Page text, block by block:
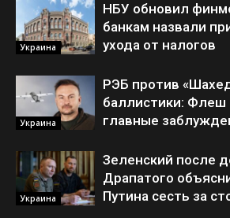
Украина
НБУ обновил
банкам назвали
ухода от налогов
Украина
РЭБ против
баллистики: Флеш
главные
Украина
Зеленский после
Драпатого
Путина сесть за